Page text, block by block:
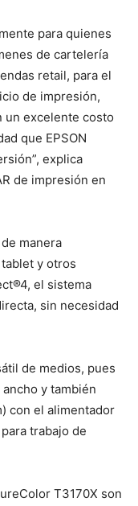
para quienes
de cartelería
retail, para el
de impresión,
un excelente costo
que EPSON
explica
de impresión en
manera
y otros
el sistema
sin necesidad
de medios, pues
y también
con el alimentador
trabajo de
T3170X son